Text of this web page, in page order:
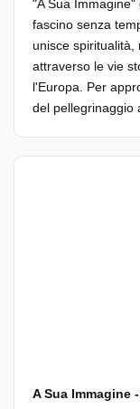
"A Sua
fascino senza
unisce spiritualità,
attraverso le vie
l'Europa. Per
del pellegrinaggio
A Sua Immagine